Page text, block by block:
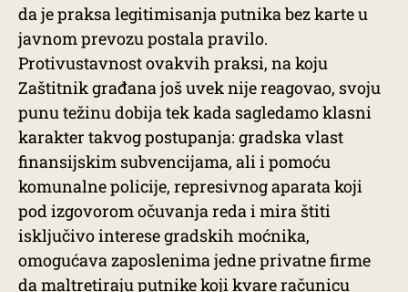
da je praksa legitimisanja putnika bez karte u
javnom prevozu postala pravilo.
Protivustavnost ovakvih praksi, na koju
Zaštitnik građana još uvek nije reagovao, svoju
punu težinu dobija tek kada sagledamo klasni
karakter takvog postupanja: gradska vlast
finansijskim subvencijama, ali i pomoću
komunalne policije, represivnog aparata koji
pod izgovorom očuvanja reda i mira štiti
isključivo interese gradskih moćnika,
omogućava zaposlenima jedne privatne firme
da maltretiraju putnike koji kvare računicu